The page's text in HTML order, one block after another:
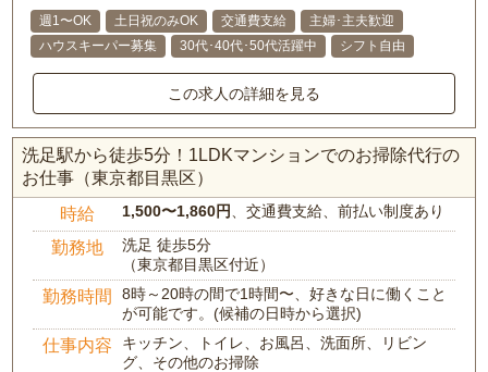
週1〜OK 土日祝のみOK 交通費支給
主婦･主夫歓迎
ハウスキーパー募集
30代･40代･50代活躍中 シフト自由
この求人の詳細を見る
洗足駅から徒歩5分！1LDKマンションでのお掃除代行の
お仕事（東京都目黒区）
時給 1,500〜1,860円 、交通費支給、前払い制度あり
勤務地
洗足 徒歩5分
（東京都目黒区付近）
勤務時間
8時～20時の間で1時間〜、好きな日に働くこと
が可能です。(候補の日時から選択)
仕事内容
キッチン、トイレ、お風呂、洗面所、リビン
グ、その他のお掃除